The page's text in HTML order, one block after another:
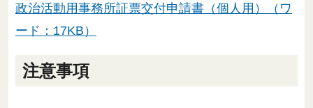
政治活動用事務所証票交付申請書（個人用）（ワ
ード：17KB）
注意事項